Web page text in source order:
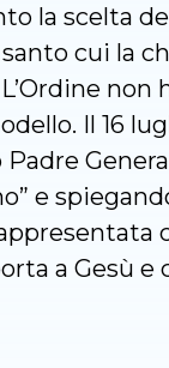
la scelta
cui la
Il 16
e
a Gesù